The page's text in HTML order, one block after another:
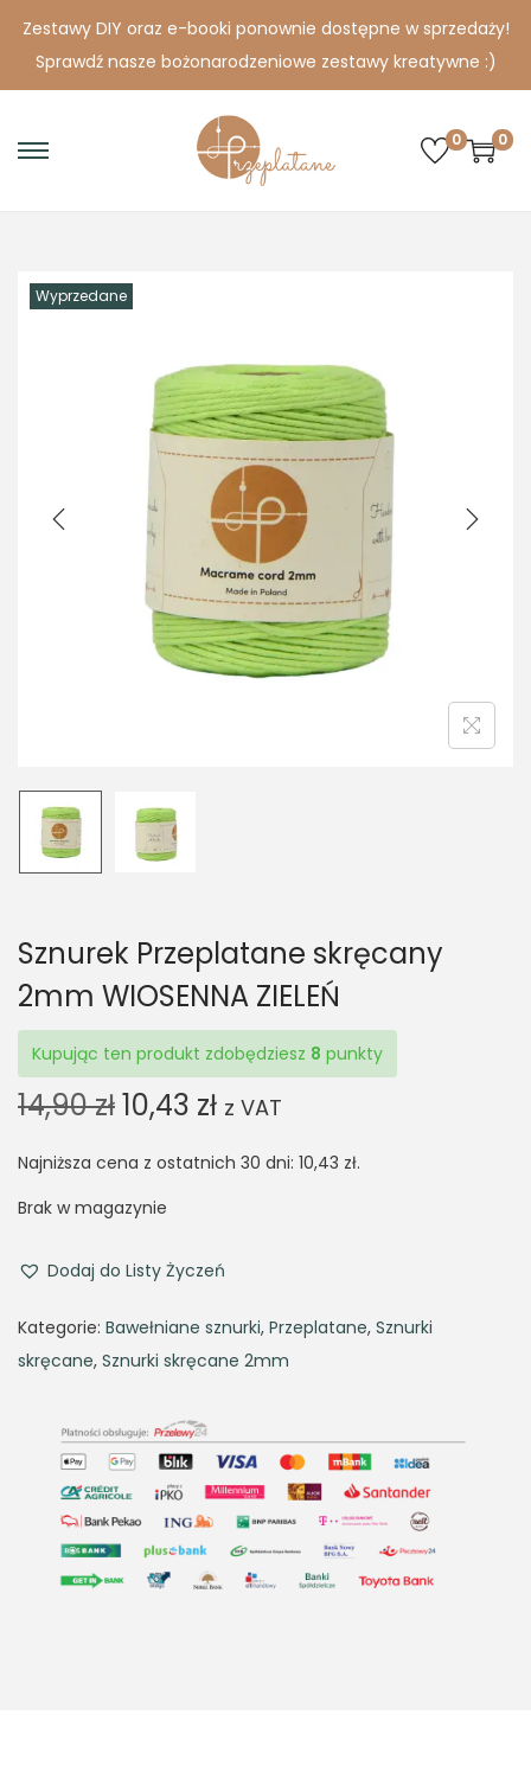
Zestawy DIY oraz e-booki ponownie dostępne w sprzedaży!
Sprawdź nasze bożonarodzeniowe zestawy kreatywne :)
S
n
a
v
i
g
a
t
i
o
n
S
c
o
n
t
e
n
t
0 0
Wyprzedane
Sznurek Przeplatane skręcany
2mm WIOSENNA ZIELEŃ
Kupując ten produkt zdobędziesz 8 punkty
14,90złO
i
g
n
l
p
i
c
e
w
a
10,43 złC
r
n
p
r
c
e
i
1
z VAT
Najniższa cena z ostatnich 30 dni: 10,43 zł.
Brak w magazynie
Dodaj do Listy Życzeń
Kategorie: Bawełniane sznurki, Przeplatane, Sznurki
skręcane, Sznurki skręcane 2mm